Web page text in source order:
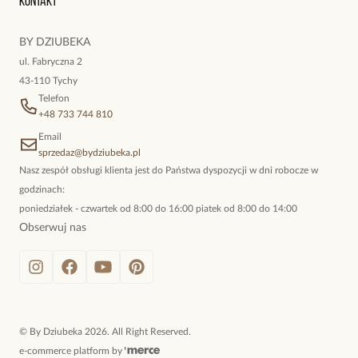
BY DZIUBEKA
ul. Fabryczna 2
43-110 Tychy
Telefon
+48 733 744 810
Email
sprzedaz@bydziubeka.pl
Nasz zespół obsługi klienta jest do Państwa dyspozycji w dni robocze w
godzinach:
poniedziałek - czwartek od 8:00 do 16:00 piatek od 8:00 do 14:00
Obserwuj nas
© By Dziubeka 2026. All Right Reserved.
e-commerce platform by